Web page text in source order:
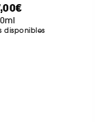
disponibles